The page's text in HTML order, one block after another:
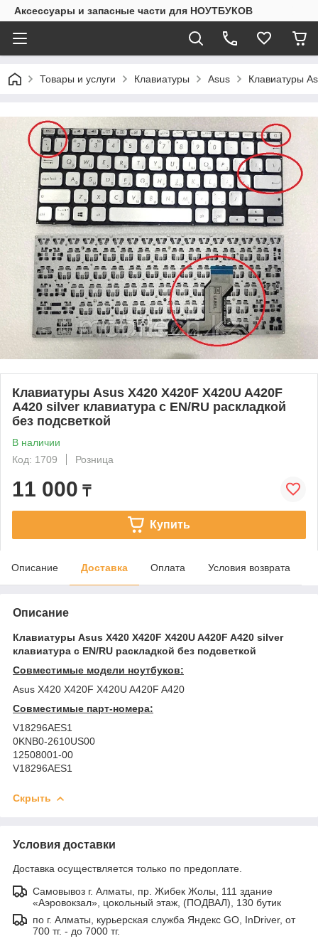
Аксессуары и запасные части для НОУТБУКОВ
Товары и услуги Клавиатуры Asus Клавиатуры
Клавиатуры Asus X420 X420F X420U A420F
A420 silver клавиатура c EN/RU раскладкой
без подсветкой
В наличии
Код: 1709
Розница
11 000 ₸
Купить
Описание Доставка Оплата Условия возврата
Описание
Клавиатуры Asus X420 X420F X420U A420F A420 silver
клавиатура c EN/RU раскладкой без подсветкой
Совместимые модели ноутбуков:
Asus X420 X420F X420U A420F A420
Совместимые парт-номера:
V18296AES1
0KNB0-2610US00
12508001-00
V18296AES1
Скрыть
Условия доставки
Доставка осуществляется только по предоплате.
Самовывоз г. Алматы, пр. Жибек Жолы, 111 здание
«Аэровокзал», цокольный этаж, (ПОДВАЛ), 130 бутик
по г. Алматы, курьерская служба Яндекс GO, InDriver, от
700 тг. - до 7000 тг.